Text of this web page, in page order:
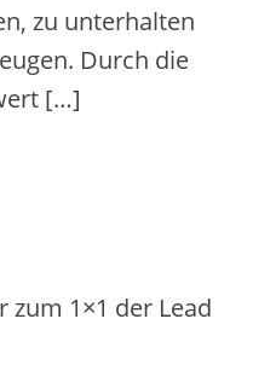
zu unte‬rhalte‬n
Durch die‬
[…]
1×1 der Lead